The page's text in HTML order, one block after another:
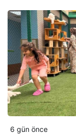
6 gün önce